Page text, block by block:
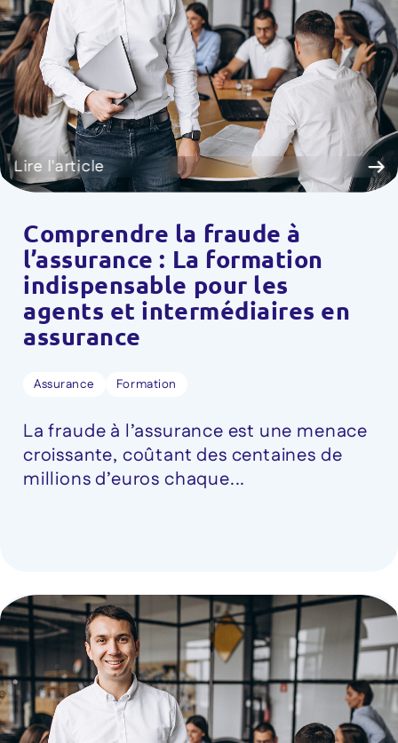
Lire l'article
Comprendre la fraude à
l’assurance : La formation
indispensable pour les
agents et intermédiaires en
assurance
Assurance Formation
La fraude à l’assurance est une menace
croissante, coûtant des centaines de
millions d’euros chaque...